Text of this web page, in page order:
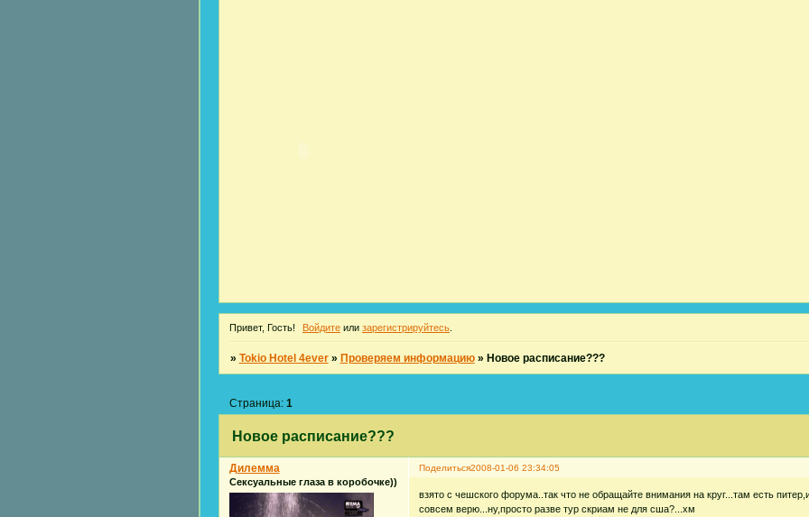
Привет, Гость! Войдите или зарегистрируйтесь
» Tokio Hotel 4ever » Проверяем информацию » Новое расписание???
Новое расписание???
Страница: 1
Поделиться2008-01-06 23:34:05
Дилемма
Сексуальные глаза в коробочке))
взято с чешского форума..так что не обращайте внимания на круг...там есть
совсем верю...ну,просто разве тур скриам не для сша?...хм